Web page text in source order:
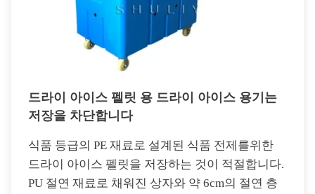
드라이 아이스 펠릿 용 드라이 아이스 용기는
저장을 차단합니다
식품 등급의 PE 재료로 설계된 식품 전제를위한
드라이 아이스 펠릿을 저장하는 것이 적절합니다.
PU 절연 재료로 채워진 상자와 약 6cm의 절연 층